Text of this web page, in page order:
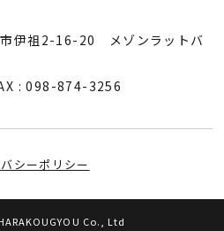
伊祖2-16-20 メゾンラットバ
: 098-874-3256
シーポリシー
Co., Ltd